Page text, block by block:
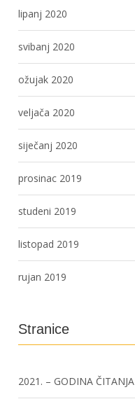
lipanj 2020
svibanj 2020
ožujak 2020
veljača 2020
siječanj 2020
prosinac 2019
studeni 2019
listopad 2019
rujan 2019
Stranice
2021. – GODINA ČITANJA